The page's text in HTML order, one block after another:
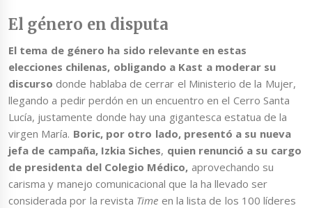
El género en disputa
El tema de género ha sido relevante en estas
elecciones chilenas, obligando a Kast a moderar su
discurso donde hablaba de cerrar el Ministerio de la Mujer,
llegando a pedir perdón en un encuentro en el Cerro Santa
Lucía, justamente donde hay una gigantesca estatua de la
virgen María. Boric, por otro lado, presentó a su nueva
jefa de campaña, Izkia Siches, quien renunció a su cargo
de presidenta del Colegio Médico, aprovechando su
carisma y manejo comunicacional que la ha llevado ser
considerada por la revista Time en la lista de los 100 líderes